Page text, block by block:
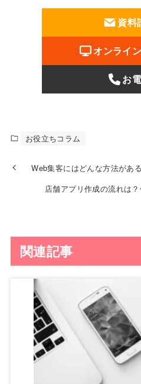
資料
オンライ
お
お役立ちコラム
Web集客にはどんな方法があ
店舗アプリ作成の流れは
関連記事